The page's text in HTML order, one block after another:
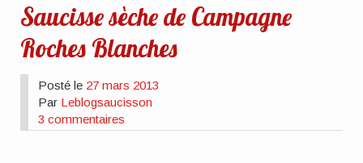
Saucisse sèche de Campagne
Roches Blanches
Posté le 27 mars 2013
Par Leblogsaucisson
3 commentaires